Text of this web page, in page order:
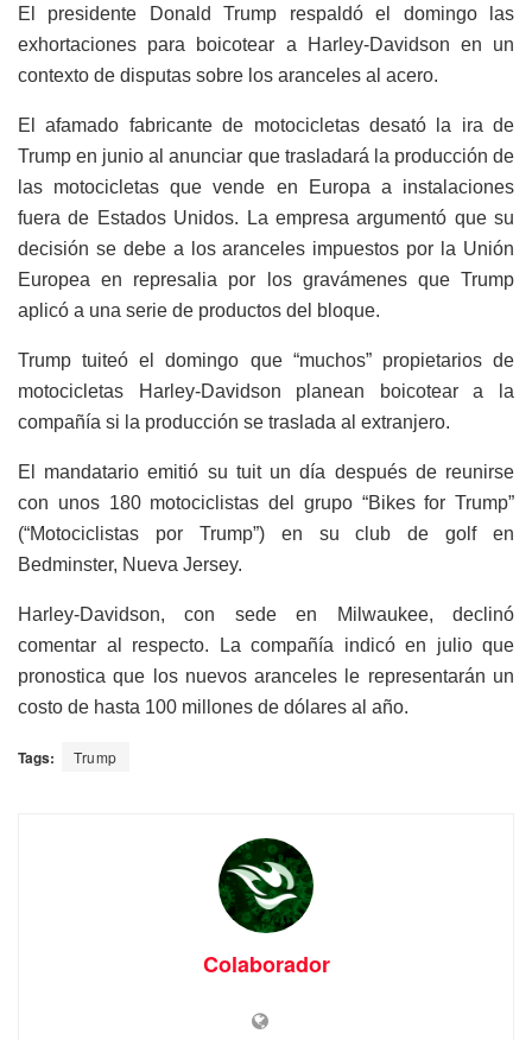
El presidente Donald Trump respaldó el domingo las
exhortaciones para boicotear a Harley-Davidson en un
contexto de disputas sobre los aranceles al acero.
El afamado fabricante de motocicletas desató la ira de
Trump en junio al anunciar que trasladará la producción de
las motocicletas que vende en Europa a instalaciones
fuera de Estados Unidos. La empresa argumentó que su
decisión se debe a los aranceles impuestos por la Unión
Europea en represalia por los gravámenes que Trump
aplicó a una serie de productos del bloque.
Trump tuiteó el domingo que “muchos” propietarios de
motocicletas Harley-Davidson planean boicotear a la
compañía si la producción se traslada al extranjero.
El mandatario emitió su tuit un día después de reunirse
con unos 180 motociclistas del grupo “Bikes for Trump”
(“Motociclistas por Trump”) en su club de golf en
Bedminster, Nueva Jersey.
Harley-Davidson, con sede en Milwaukee, declinó
comentar al respecto. La compañía indicó en julio que
pronostica que los nuevos aranceles le representarán un
costo de hasta 100 millones de dólares al año.
Tags: Trump
Colaborador